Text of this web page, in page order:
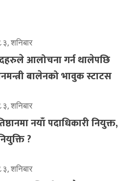
शनिबार
आलोचना गर्न थालेपछि
बालेनको भावुक स्टाटस
शनिबार
नयाँ पदाधिकारी नियुक्त,
?
शनिबार